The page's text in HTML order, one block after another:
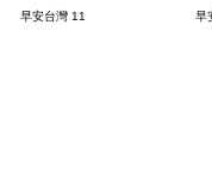
早安台灣 11